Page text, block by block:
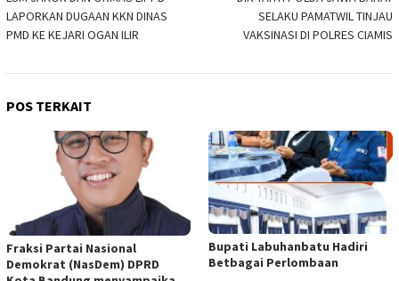
pos
LAPORKAN DUGAAN KKN DINAS
PMD KE KEJARI OGAN ILIR
SELAKU PAMATWIL TINJAU
VAKSINASI DI POLRES CIAMIS
POS TERKAIT
Fraksi Partai Nasional
Demokrat (NasDem) DPRD
Bupati Labuhanbatu Hadiri
Betbagai Perlombaan